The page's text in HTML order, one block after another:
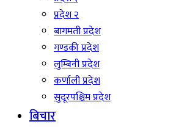
प्रदेश २
बागमती प्रदेश
गण्डकी प्रदेश
लुम्बिनी प्रदेश
कर्णाली प्रदेश
सुदूरपश्चिम प्रदेश
बिचार